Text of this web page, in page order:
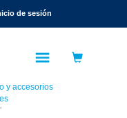
de sesión
y accesorios